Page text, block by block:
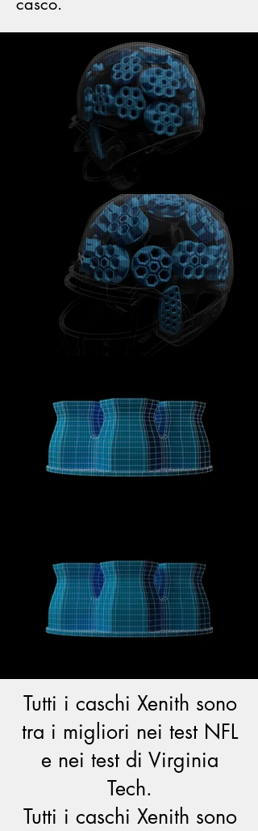
casco.
Tutti i caschi Xenith sono
tra i migliori nei test NFL
e nei test di Virginia
Tech.
Tutti i caschi Xenith sono